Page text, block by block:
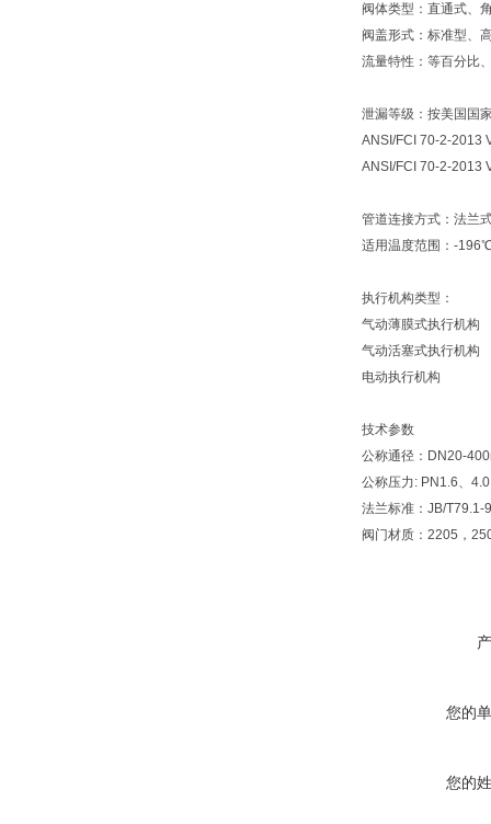
阀体类型：直通式、
阀盖形式：标准型、
流量特性：等百分比
泄漏等级：按美国国
ANSI/FCI 70-2-2013
ANSI/FCI 70-2-2013
管道连接方式：法兰
适用温度范围：-
执行机构类型：
气动薄膜式执行机构
气动活塞式执行机构
电动执行机构
技术参数
公称通径：DN20-
公称压力: PN1.6、
法兰标准：JB/T79.1-
阀门材质：2205，
您的
您的